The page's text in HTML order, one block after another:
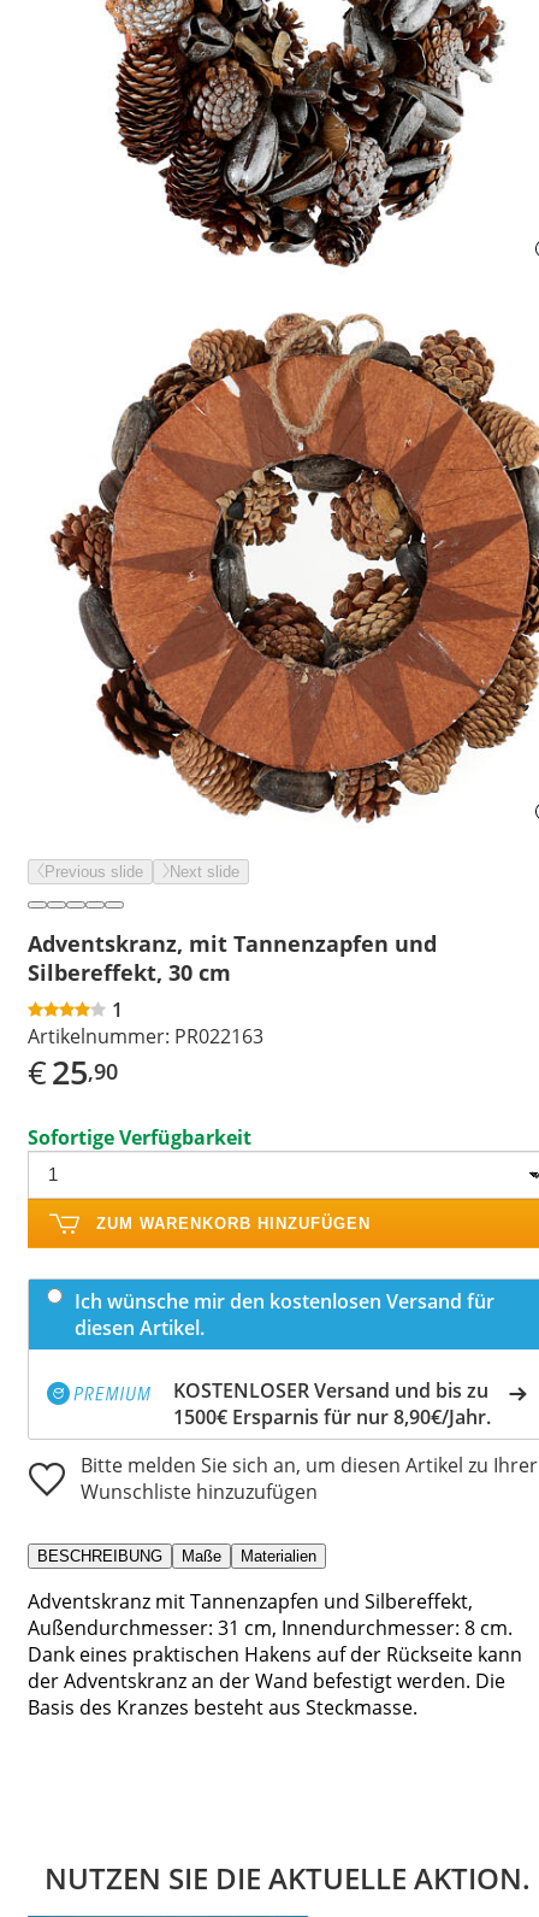
Previous slide Next slide
Adventskranz, mit Tannenzapfen und
Silbereffekt, 30 cm
1
Artikelnummer: PR022163
€25,90
Sofortige Verfügbarkeit
ZUM WARENKORB HINZUFÜGEN
Ich wünsche mir den kostenlosen Versand für
diesen Artikel.
KOSTENLOSER Versand und bis zu
1500€ Ersparnis für nur 8,90€/Jahr.
Bitte melden Sie sich an, um diesen Artikel zu Ihrer
Wunschliste hinzuzufügen
BESCHREIBUNG Maße Materialien
Adventskranz mit Tannenzapfen und Silbereffekt,
Außendurchmesser: 31 cm, Innendurchmesser: 8 cm.
Dank eines praktischen Hakens auf der Rückseite kann
der Adventskranz an der Wand befestigt werden. Die
Basis des Kranzes besteht aus Steckmasse.
NUTZEN SIE DIE AKTUELLE AKTION.